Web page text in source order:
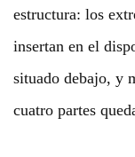
estructura: los
insertan en el
situado debajo, y
cuatro partes